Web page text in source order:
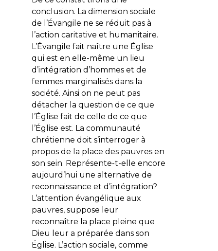
conclusion. La dimension sociale
de l’Évangile ne se réduit pas à
l’action caritative et humanitaire.
L’Évangile fait naître une Église
qui est en elle-même un lieu
d’intégration d’hommes et de
femmes marginalisés dans la
société. Ainsi on ne peut pas
détacher la question de ce que
l’Église fait de celle de ce que
l’Église est. La communauté
chrétienne doit s’interroger à
propos de la place des pauvres en
son sein. Représente-t-elle encore
aujourd’hui une alternative de
reconnaissance et d’intégration?
L’attention évangélique aux
pauvres, suppose leur
reconnaître la place pleine que
Dieu leur a préparée dans son
Église. L’action sociale, comme